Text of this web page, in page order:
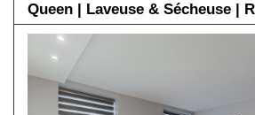
Queen | Laveuse & Sécheuse |
Previous